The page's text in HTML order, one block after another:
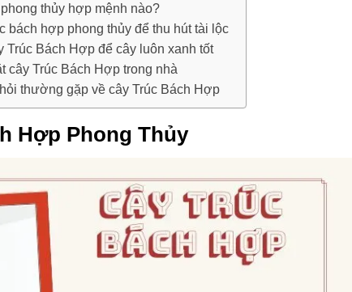
thủy hợp mệnh nào?
bách hợp phong thủy để thu hút tài lộc
Trúc Bách Hợp để cây luôn xanh tốt
cây Trúc Bách Hợp trong nhà
thường gặp về cây Trúc Bách Hợp
Hợp Phong Thủy